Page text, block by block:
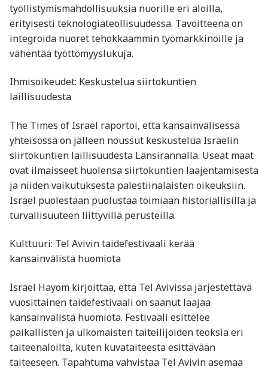
työllistymismahdollisuuksia nuorille eri aloilla,
erityisesti teknologiateollisuudessa. Tavoitteena on
integroida nuoret tehokkaammin työmarkkinoille ja
vähentää työttömyyslukuja.​
Ihmisoikeudet: Keskustelua siirtokuntien
laillisuudesta
The Times of Israel raportoi, että kansainvälisessä
yhteisössä on jälleen noussut keskustelua Israelin
siirtokuntien laillisuudesta Länsirannalla. Useat maat
ovat ilmaisseet huolensa siirtokuntien laajentamisesta
ja niiden vaikutuksesta palestiinalaisten oikeuksiin.
Israel puolestaan puolustaa toimiaan historiallisilla ja
turvallisuuteen liittyvillä perusteilla.​
Kulttuuri: Tel Avivin taidefestivaali kerää
kansainvälistä huomiota
Israel Hayom kirjoittaa, että Tel Avivissa järjestettävä
vuosittainen taidefestivaali on saanut laajaa
kansainvälistä huomiota. Festivaali esittelee
paikallisten ja ulkomaisten taiteilijoiden teoksia eri
taiteenaloilta, kuten kuvataiteesta esittävään
taiteeseen. Tapahtuma vahvistaa Tel Avivin asemaa